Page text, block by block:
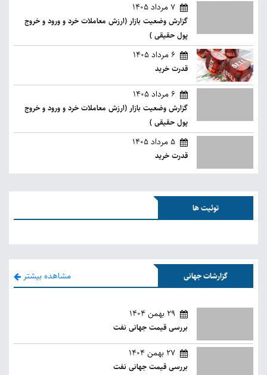
7 مرداد 1405
گزارش وضعیت بازار (ارزش معاملات خرد و ورود و خروج
پول حقیقی )
6 مرداد 1405
قدرت خرید
6 مرداد 1405
گزارش وضعیت بازار (ارزش معاملات خرد و ورود و خروج
پول حقیقی )
5 مرداد 1405
قدرت خرید
توئیت ها
گزارشات جهانی مشاهده بیشتر
29 بهمن 1404
بررسی قیمت جهانی نفت
27 بهمن 1404
بررسی قیمت جهانی نفت